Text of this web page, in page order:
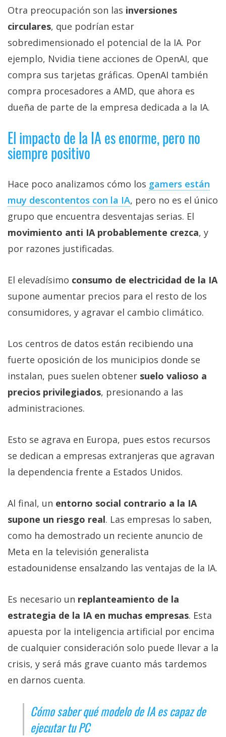
Otra preocupación son las inversiones
circulares, que podrían estar
sobredimensionado el potencial de la IA. Por
ejemplo, Nvidia tiene acciones de OpenAI, que
compra sus tarjetas gráficas. OpenAI también
compra procesadores a AMD, que ahora es
dueña de parte de la empresa dedicada a la IA.
El impacto de la IA es enorme, pero no
siempre positivo
Hace poco analizamos cómo los gamers están
muy descontentos con la IA‎, pero no es el único
grupo que encuentra desventajas serias. El
movimiento anti IA probablemente crezca, y
por razones justificadas.
El elevadísimo consumo de electricidad de la IA
supone aumentar precios para el resto de los
consumidores, y agravar el cambio climático.
Los centros de datos están recibiendo una
fuerte oposición de los municipios donde se
instalan, pues suelen obtener suelo valioso a
precios privilegiados, presionando a las
administraciones.
Esto se agrava en Europa, pues estos recursos
se dedican a empresas extranjeras que agravan
la dependencia frente a Estados Unidos.
Al final, un entorno social contrario a la IA
supone un riesgo real. Las empresas lo saben,
como ha demostrado un reciente anuncio de
Meta en la televisión generalista
estadounidense ensalzando las ventajas de la IA.
Es necesario un replanteamiento de la
estrategia de la IA en muchas empresas. Esta
apuesta por la inteligencia artificial por encima
de cualquier consideración solo puede llevar a la
crisis, y será más grave cuanto más tardemos
en darnos cuenta.
Cómo saber qué modelo de IA es capaz de
ejecutar tu PC